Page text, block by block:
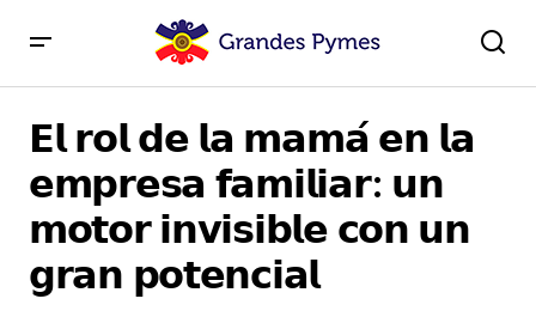
𝗺𝗼𝘁𝗼𝗿 𝗶𝗻𝘃𝗶𝘀𝗶𝗯𝗹𝗲 𝗰𝗼𝗻 𝘂𝗻 𝗴𝗿𝗮𝗻 𝗽𝗼𝘁𝗲𝗻𝗰𝗶𝗮𝗹
𝗘𝗹 𝗿𝗼𝗹 𝗱𝗲 𝗹𝗮 𝗺𝗮𝗺𝗮́ 𝗲𝗻 𝗹𝗮
𝗲𝗺𝗽𝗿𝗲𝘀𝗮 𝗳𝗮𝗺𝗶𝗹𝗶𝗮𝗿: 𝘂𝗻
𝗺𝗼𝘁𝗼𝗿 𝗶𝗻𝘃𝗶𝘀𝗶𝗯𝗹𝗲 𝗰𝗼𝗻 𝘂𝗻
𝗴𝗿𝗮𝗻 𝗽𝗼𝘁𝗲𝗻𝗰𝗶𝗮𝗹